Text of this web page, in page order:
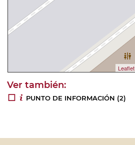
Leaflet
PUNTO DE INFORMACIÓN (2)